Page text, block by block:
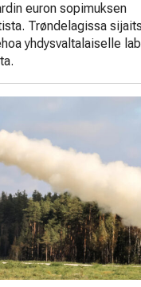
euron sopimuksen
Trøndelagissa
yhdysvaltalaiselle